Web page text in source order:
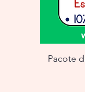
Pacote